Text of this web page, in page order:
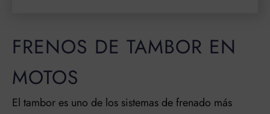
FRENOS DE TAMBOR EN
MOTOS
El tambor es uno de los sistemas de frenado más